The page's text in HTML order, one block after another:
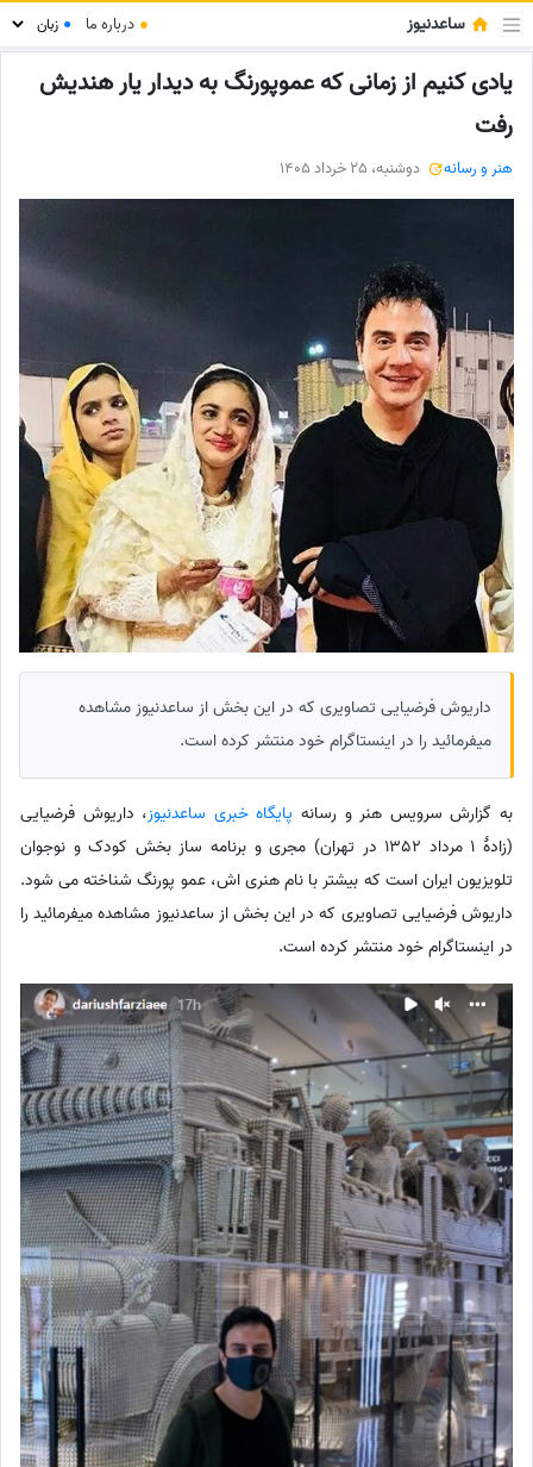
ساعدنیوز ● درباره ما ●
یادی کنیم از زمانی که عموپورنگ به دیدار یار هندیش
رفت
هنر و رسانه دوشنبه، 25 خرداد 1405
داریوش فرضیایی تصاویری که در این بخش از ساعدنیوز مشاهده
میفرمائید را در اینستاگرام خود منتشر کرده است.
به گزارش سرویس هنر و رسانه پایگاه خبری ساعدنیوز،‌ داریوش فرضیایی
(زادهٔ 1 مرداد 1352 در تهران) مجری و برنامه ساز بخش کودک و نوجوان
تلویزیون ایران است که بیشتر با نام هنری اش، عمو پورنگ شناخته می شود.
داریوش فرضیایی تصاویری که در این بخش از ساعدنیوز مشاهده میفرمائید را
در اینستاگرام خود منتشر کرده است.